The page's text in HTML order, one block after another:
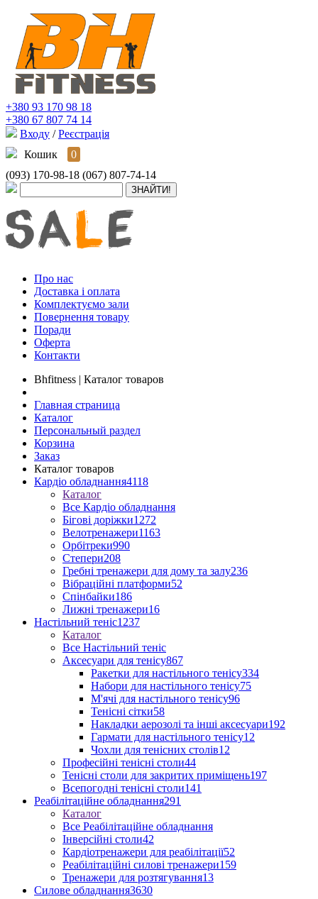
+380 93 170 98 18
+380 67 807 74 14
Входу / Реєстрація
Кошик
0
(093) 170-98-18 (067) 807-74-14
Про нас
Доставка і оплата
Комплектуємо зали
Повернення товару
Поради
Оферта
Контакти
Bhfitness | Каталог товаров
Главная страница
Каталог
Персональный раздел
Корзина
Заказ
Каталог товаров
Кардіо обладнання4118
Каталог
Все Кардіо обладнання
Бігові доріжки1272
Велотренажери1163
Орбітреки990
Степери208
Гребні тренажери для дому та залу236
Вібраційні платформи52
Спінбайки186
Лижні тренажери16
Настільний теніс1237
Каталог
Все Настільний теніс
Аксесуари для тенісу867
Ракетки для настільного тенісу334
Набори для настільного тенісу75
М'ячі для настільного тенісу96
Тенісні сітки58
Накладки аерозолі та інші аксесуари192
Гармати для настільного тенісу12
Чохли для тенісних столів12
Професійні тенісні столи44
Тенісні столи для закритих приміщень197
Всепогодні тенісні столи141
Реабілітаційне обладнання291
Каталог
Все Реабілітаційне обладнання
Інверсійні столи42
Кардіотренажери для реабілітації52
Реабілітаційні силові тренажери159
Тренажери для розтягування13
Силове обладнання3630